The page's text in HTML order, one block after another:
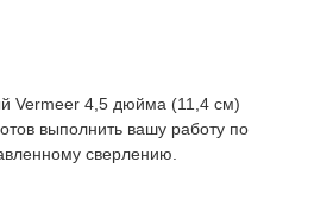
Vermeer 4,5 дюйма (11,4 см)
выполнить вашу работу по
сверлению.